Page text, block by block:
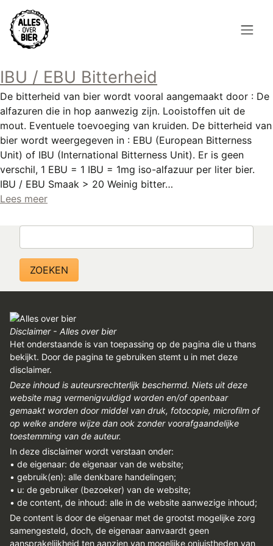
Overslaan
en
naar
gaan
Topmenu
MELDPUNT
PERS/PUBLICATIES
LINKS
Hoofdnavigatie
HOME
BROUWEN
BLOG
AANBOD
AGENDA
IBU / EBU Bitterheid
De bitterheid van bier wordt vooral aangemaakt door : De
alfazuren die in hop aanwezig zijn. Looistoffen uit de
mout. Eventuele toevoeging van kruiden. De bitterheid van
bier wordt weergegeven in : EBU (European Bitterness
Unit) of IBU (International Bitterness Unit). Er is geen
verschil, 1 EBU = 1 IBU = 1mg iso-alfazuur per liter bier.
IBU / EBU Smaak > 20 Weinig bitter…
Lees meer
Disclaimer - Alles over bier
Het onderstaande is van toepassing op de pagina die u thans
bekijkt. Door de pagina te gebruiken stemt u in met deze
disclaimer.
Deze inhoud is auteursrechterlijk beschermd. Niets uit deze
website mag vermenigvuldigd worden en/of openbaar
gemaakt worden door middel van druk, fotocopie, microfilm of
op welke andere wijze dan ook zonder voorafgaandelijke
toestemming van de auteur.
In deze disclaimer wordt verstaan onder:
• de eigenaar: de eigenaar van de website;
• gebruik(en): alle denkbare handelingen;
• u: de gebruiker (bezoeker) van de website;
• de content, de inhoud: alle in de website aanwezige inhoud;
De content is door de eigenaar met de grootst mogelijke zorg
samengesteld, doch, de eigenaar aanvaardt geen
aansprakelijkheid ten aanzien van mogelijke onjuistheden van